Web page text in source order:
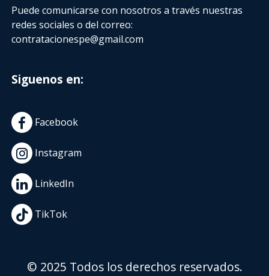
Puede comunicarse con nosotros a través nuestras
redes sociales o del correo:
contratacionespe@gmail.com
Siguenos en:
Facebook
Instagram
LinkedIn
TikTok
© 2025 Todos los derechos reservados.